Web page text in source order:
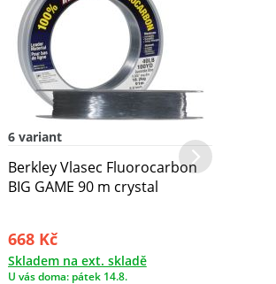
6 variant
Berkley Vlasec Fluorocarbon
BIG GAME 90 m crystal
668 Kč
Skladem na ext. skladě
U vás doma: pátek 14.8.